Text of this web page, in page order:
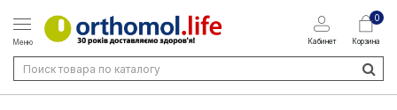
Меню Кабинет
0
Корзина